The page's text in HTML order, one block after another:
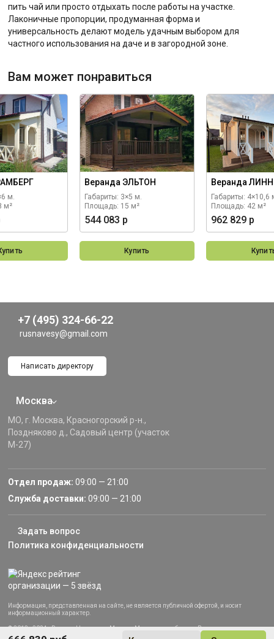
пить чай или просто отдыхать после работы на участке.
Лаконичные пропорции, продуманная форма и
универсальность делают модель удачным выбором для
частного использования на даче и в загородной зоне.
Вам может понравиться
м.
м²
Веранда ЭЛЬТОН
Габариты: 3×5 м.
Площадь: 15 м²
544 083 р
Купить
Веранда
Габариты: 4×10,6
Площадь: 42 м²
962 829 р
+7 (495) 324-66-22
rusnavesy@gmail.com
Написать директору
Москва
МО, г. Москва, Красногорский р-н.,
Поздняково д., Садовый центр (участок
М-27)
Отдел продаж: 09:00 — 21:00
Служба доставки: 09:00 — 21:00
Задать вопрос
Политика конфиденциальности
Информация, представленная на сайте, не является публичной офертой, и носит
информационный характер.
© 2013–2024 «Русские Навесы» — Москва, Московская область. Все права защищены.